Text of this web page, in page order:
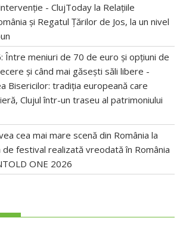
- ClujToday la Relațiile
și Regatul Țărilor de Jos, la un nivel
Între meniuri de 70 de euro și opțiuni de
și când mai găsești săli libere -
Bisericilor: tradiția europeană care
Clujul într-un traseu al patrimoniului
cea mai mare scenă din România la
de festival realizată vreodată în România
ONE 2026